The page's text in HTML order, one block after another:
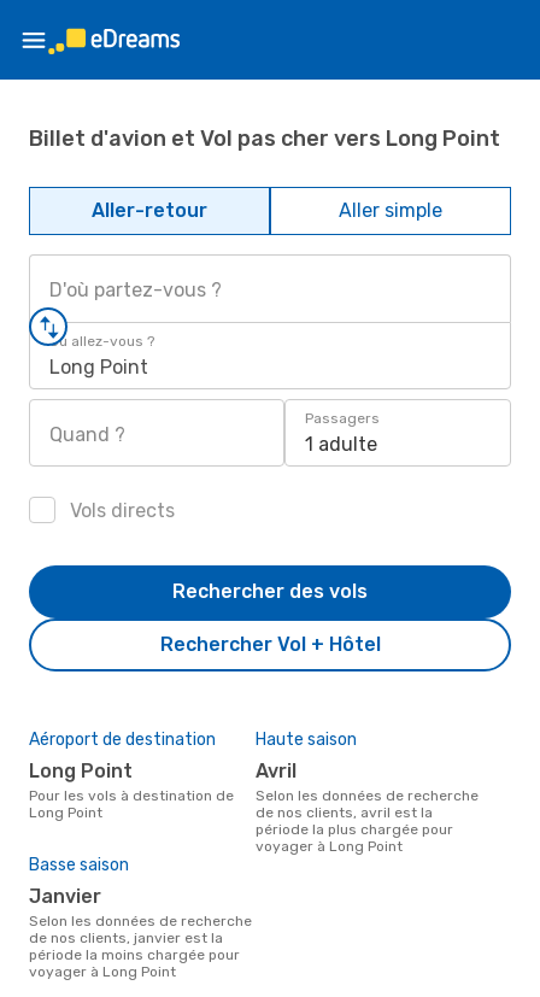
Billet d'avion et Vol pas cher vers Long Point
Aller-retour Aller simple
D'où partez-vous ?
Où allez-vous ?
Long Point
Quand ?
Passagers
1 adulte
Vols directs
Rechercher Vol + Hôtel
Rechercher des vols
Aéroport de destination
Long Point
Pour les vols à destination de
Long Point
Haute saison
avril
Selon les données de recherche
de nos clients, avril est la
période la plus chargée pour
voyager à Long Point
Basse saison
janvier
Selon les données de recherche
de nos clients, janvier est la
période la moins chargée pour
voyager à Long Point